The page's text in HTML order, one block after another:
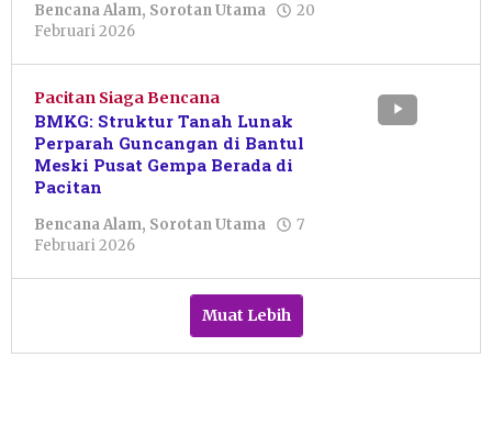
Bencana Alam, Sorotan Utama
20
Februari 2026
Primanto
Pacitan Siaga Bencana
BMKG: Struktur Tanah Lunak
Perparah Guncangan di Bantul
Meski Pusat Gempa Berada di
Pacitan
Bencana Alam, Sorotan Utama
7
Februari 2026
Shalahuddin
Muat Lebih